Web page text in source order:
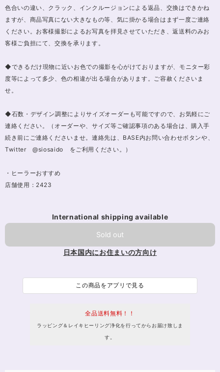
色合いの違い、クラック、インクルージョンによる返品、交換はできかね
ますが、商品写真にない大きなもの等、気に掛かる場合はまず一度ご連絡
ください。お客様撮影によるお写真を拝見させていただき、返送料のみお
客様ご負担にて、交換を承ります。
◆できるだけ現物に近いお色での撮影を心がけておりますが、モニター彩
度等によって多少、色の相違が出る場合があります。ご容赦くださいま
せ。
◆石数・デザイン調整によりサイズオーダーも可能ですので、お気軽にご
連絡ください。（オーダーや、サイズ等ご確認事項のある場合は、購入手
続き前にご連絡くださいませ。連絡先は、BASE内お問い合わせボタンや、
Twitter @siosaido をご利用ください。）
・ヒーラーおすすめ
店舗使用：2423
International shipping available
Sold out
日本国内にお住まいの方向け
この商品をアプリで見る
全品送料無料！！
ラッピング＆レイキヒーリング浄化を行ってからお届け致しま
す。